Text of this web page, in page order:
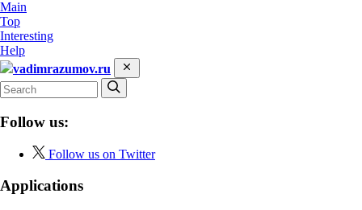
Main
Top
Interesting
Help
vadimrazumov.ru
Follow us:
Follow us on Twitter
Applications